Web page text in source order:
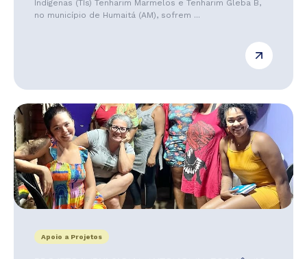
Indígenas (TIs) Tenharim Marmelos e Tenharim Gleba B,
no município de Humaitá (AM), sofrem ...
Apoio a Projetos